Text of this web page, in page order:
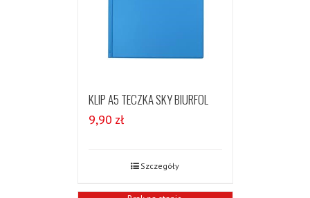
KLIP A5 TECZKA SKY BIURFOL
9,90 zł
Szczegóły